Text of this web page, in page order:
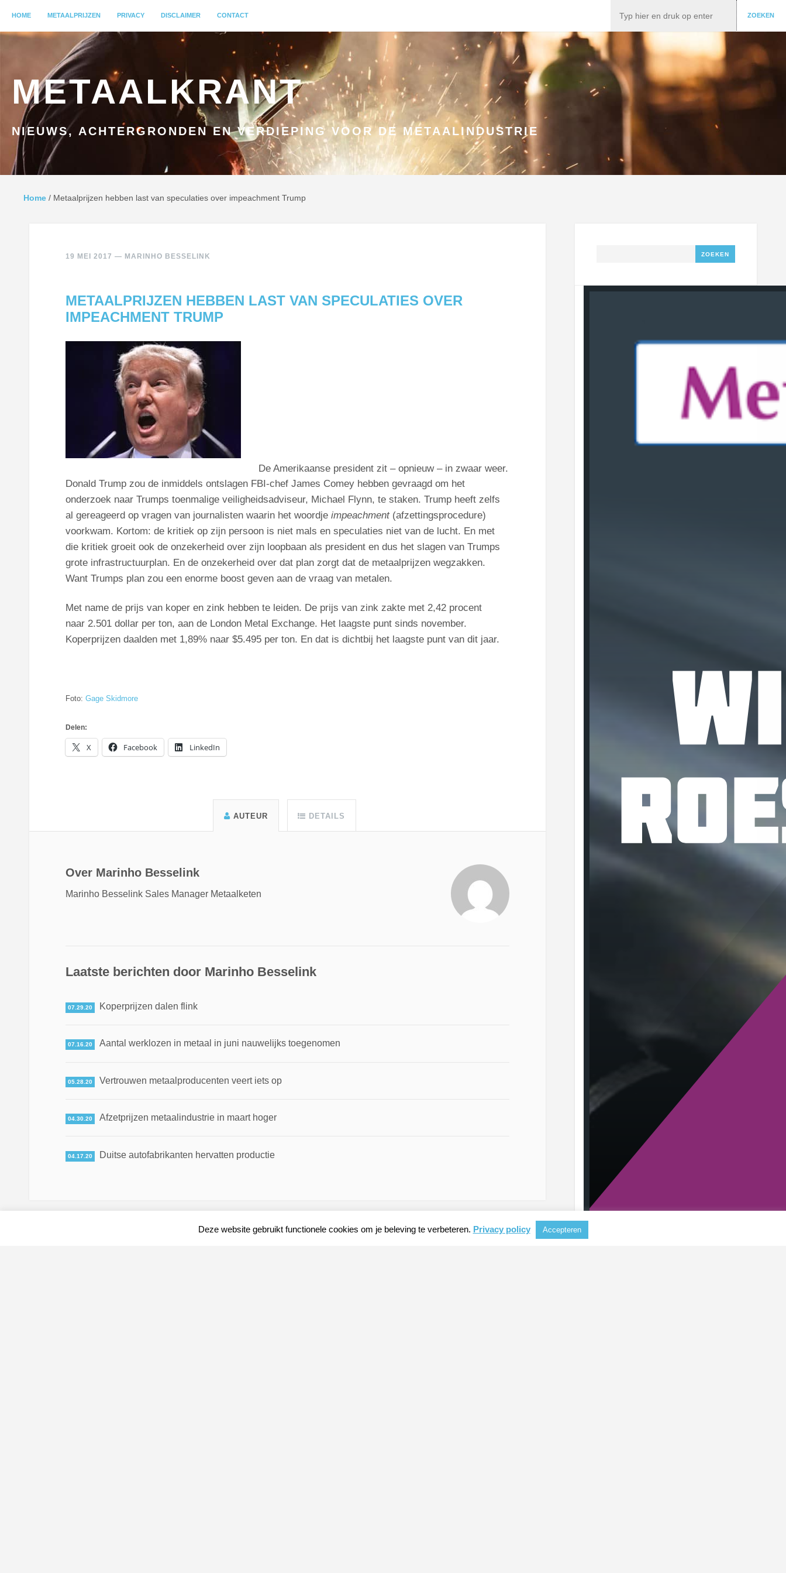
GA NAAR INHOUD
HOME METAALPRIJZEN PRIVACY DISCLAIMER CONTACT ZOEKEN
METAALKRANT
NIEUWS, ACHTERGRONDEN EN VERDIEPING VOOR DE METAALINDUSTRIE
Home / Metaalprijzen hebben last van speculaties over impeachment Trump
19 MEI 2017 — MARINHO BESSELINK
METAALPRIJZEN HEBBEN LAST VAN SPECULATIES OVER
IMPEACHMENT TRUMP
De Amerikaanse president zit – opnieuw – in zwaar weer.
Donald Trump zou de inmiddels ontslagen FBI-chef James Comey hebben gevraagd om het
onderzoek naar Trumps toenmalige veiligheidsadviseur, Michael Flynn, te staken. Trump heeft zelfs
al gereageerd op vragen van journalisten waarin het woordje impeachment(afzettingsprocedure)
voorkwam. Kortom: de kritiek op zijn persoon is niet mals en speculaties niet van de lucht. En met
die kritiek groeit ook de onzekerheid over zijn loopbaan als president en dus het slagen van Trumps
grote infrastructuurplan. En de onzekerheid over dat plan zorgt dat de metaalprijzen wegzakken.
Want Trumps plan zou een enorme boost geven aan de vraag van metalen.
Met name de prijs van koper en zink hebben te leiden. De prijs van zink zakte met 2,42 procent
naar 2.501 dollar per ton, aan de London Metal Exchange. Het laagste punt sinds november.
Koperprijzen daalden met 1,89% naar $5.495 per ton. En dat is dichtbij het laagste punt van dit jaar.
Foto: Gage Skidmore
Delen:
X Facebook LinkedIn
AUTEUR DETAILS
Over Marinho Besselink
Marinho Besselink Sales Manager Metaalketen
Laatste berichten door Marinho Besselink
07.29.20 Koperprijzen dalen flink
07.16.20 Aantal werklozen in metaal in juni nauwelijks toegenomen
05.28.20 Vertrouwen metaalproducenten veert iets op
04.30.20 Afzetprijzen metaalindustrie in maart hoger
04.17.20 Duitse autofabrikanten hervatten productie
Deze website gebruikt functionele cookies om je beleving te verbeteren. Privacy policy Accepteren